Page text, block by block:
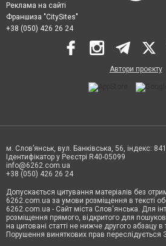
Реклама на сайті
Франшиза "CitySites"
+38 (050) 426 26 24
Автори проєкту
м. Слов’янськ, вул. Банківська, 56, індекс:
Ідентифікатор у Реєстрі R40-05099
info@6262.com.ua
+38 (050) 426 26 24
Допускається цитування матеріалів без
6262.com.ua за умови розміщення в тексті
6262.com.ua - Сайт міста Слов'янська. Для
розміщення прямого, відкритого для
на цитовані статті не нижче другого абзацу в
Порушення виняткових прав переслідується